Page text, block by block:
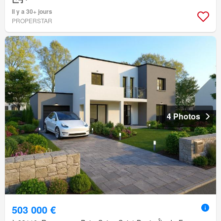
Il y a 30+ jours
PROPERSTAR
4 Photos
503 000 €